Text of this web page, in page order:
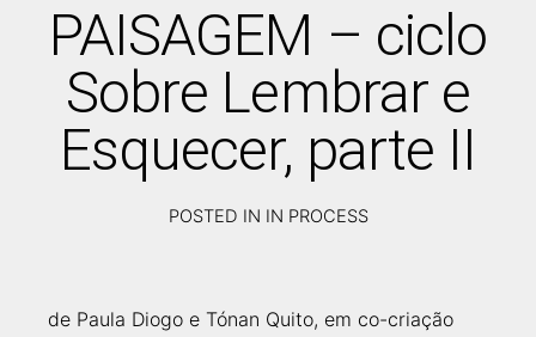
PAISAGEM – ciclo
Sobre Lembrar e
Esquecer, parte II
POSTED IN IN PROCESS
de Paula Diogo e Tónan Quito, em co-criação